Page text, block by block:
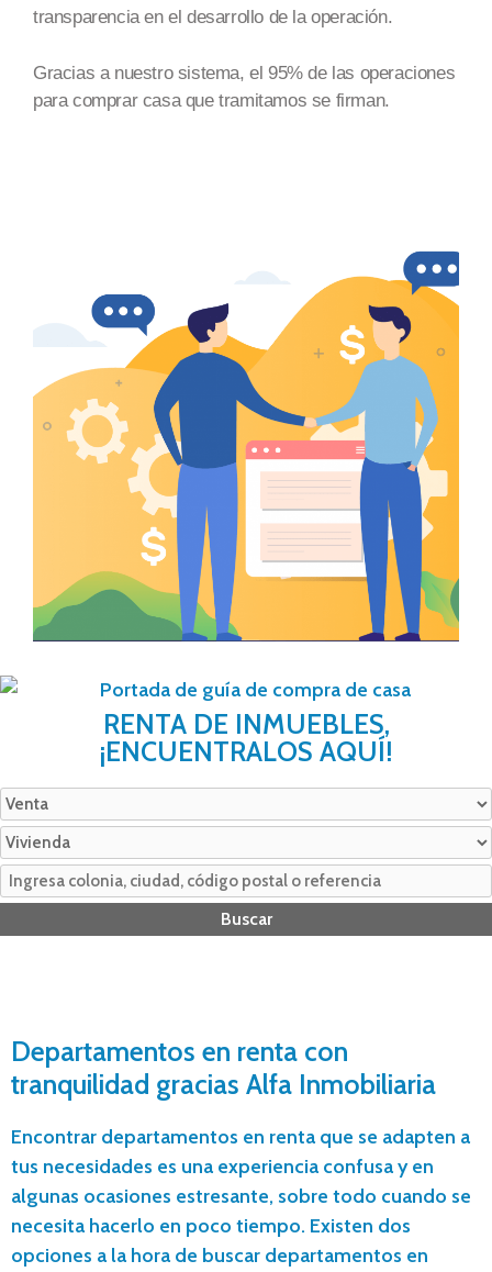
transparencia en el desarrollo de la operación.
Gracias a nuestro sistema, el 95% de las operaciones
para comprar casa que tramitamos se firman.
RENTA DE INMUEBLES,
¡ENCUENTRALOS AQUÍ!
Departamentos en renta con
tranquilidad gracias Alfa Inmobiliaria
Encontrar departamentos en renta que se adapten a
tus necesidades es una experiencia confusa y en
algunas ocasiones estresante, sobre todo cuando se
necesita hacerlo en poco tiempo. Existen dos
opciones a la hora de buscar departamentos en